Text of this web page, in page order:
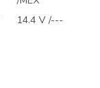
14.4 V /---